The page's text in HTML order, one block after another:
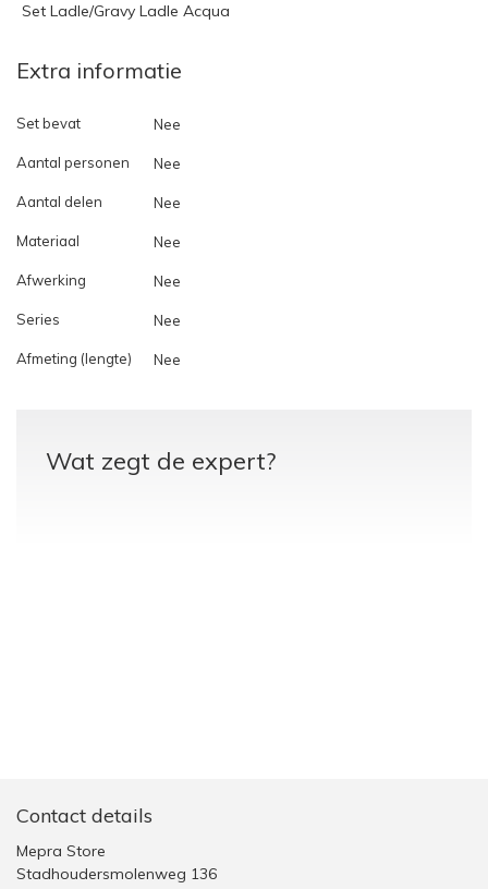
Set Ladle/Gravy Ladle Acqua
Extra informatie
Set bevat Nee
Aantal personen Nee
Aantal delen Nee
Materiaal Nee
Afwerking Nee
Series Nee
Afmeting (lengte) Nee
Wat zegt de expert?
Contact details
Mepra Store
Stadhoudersmolenweg 136